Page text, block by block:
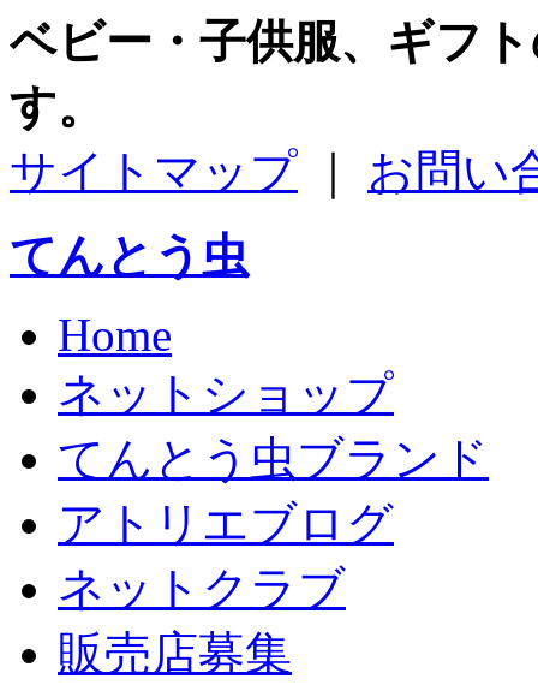
ベビー・子供服、ギフ
す。
サイトマップ
お問い
てんとう虫
Home
ネットショップ
てんとう虫ブランド
アトリエブログ
ネットクラブ
販売店募集